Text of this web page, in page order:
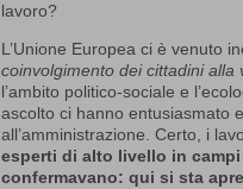
lavoro?
L’Unione Europea ci è venuto
coinvolgimento dei cittadini alla
l’ambito politico-sociale e
ascolto ci hanno entusiasmato
all’amministrazione. Certo, i
esperti di alto livello in
confermavano: qui si sta